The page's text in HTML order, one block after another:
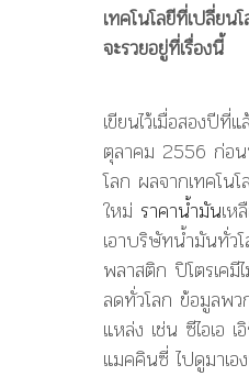
เทคโนโลยีที่เปลี่ยน
จะรวยอยู่ที่เรื่องนี้
เขียนไว้เมื่อสองปีที่
ตุลาคม 2556 ก่อ
โลก ผลจากเทคโน
ใหม่ ราคาน้ำมันเห
เอาบริษัทน้ำมันทั่ว
พลาสติก ปิโตรเคมี
ลดทั่วโลก ข้อมูลพ
แหล่ง เช่น ซีไอเอ
แมคคินซี่ ไปดูมาเอ